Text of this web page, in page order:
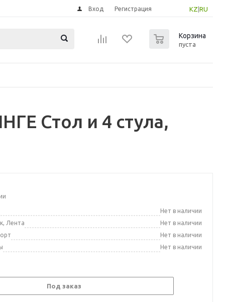
KZ RU
Вход Регистрация
Корзина
пуста
Стол и 4 стула,
Нет в наличии
Лента
Нет в наличии
Нет в наличии
Нет в наличии
Под заказ